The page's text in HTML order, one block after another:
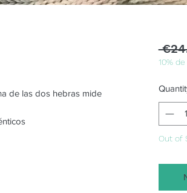
de las dos hebras mide
10%
Out of